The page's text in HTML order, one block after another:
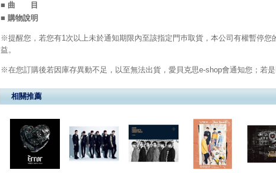
■ 曲 目
■ 購物說明
※提醒您，若您有1次以上未於通知期限內至該指定門巿取貨，本公司有權暫停
益。
※在您訂購後若因庫存異動不足，以至無法出貨，愛貝克思e-shop會通知您；若
相關推薦